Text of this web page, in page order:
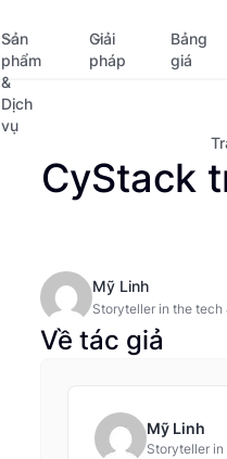
Sản
phẩm
&
Dịch
vụ
Giải
pháp
Bảng
giá
CyStack
Mỹ Linh
Storyteller in the
five years’ expertise
memorable content.
Về tác giả
Mỹ Linh
Storyteller in